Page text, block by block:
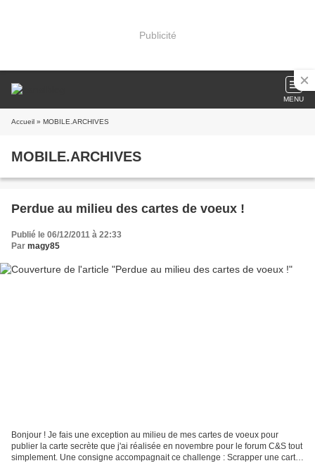
Publicité
MENU
Accueil » MOBILE.ARCHIVES
MOBILE.ARCHIVES
Perdue au milieu des cartes de voeux !
Publié le 06/12/2011 à 22:33
Par magy85
Bonjour ! Je fais une exception au milieu de mes cartes de voeux pour
publier la carte secrète que j'ai réalisée en novembre pour le forum C&S tout
simplement. Une consigne accompagnait ce challenge : Scrapper une carte